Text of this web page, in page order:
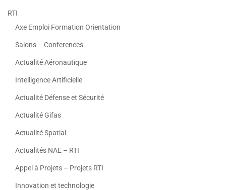
RTI
Axe Emploi Formation Orientation
Salons – Conferences
Actualité Aéronautique
Intelligence Artificielle
Actualité Défense et Sécurité
Actualité Gifas
Actualité Spatial
Actualités NAE – RTI
Appel à Projets – Projets RTI
Innovation et technologie